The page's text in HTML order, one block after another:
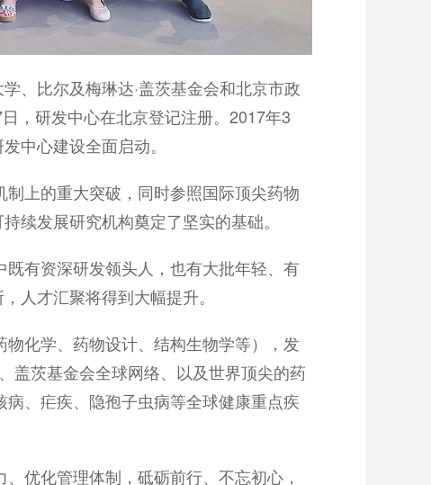
、比尔及梅琳达·盖茨基金会和北京市政
，研发中心在北京登记注册。2017年3
中心建设全面启动。
上的重大突破，同时参照国际顶尖药物
续发展研究机构奠定了坚实的基础。
有资深研发领头人，也有大批年轻、有
人才汇聚将得到大幅提升。
化学、药物设计、结构生物学等），发
盖茨基金会全球网络、以及世界顶尖的药
、疟疾、隐孢子虫病等全球健康重点疾
优化管理体制，砥砺前行、不忘初心，